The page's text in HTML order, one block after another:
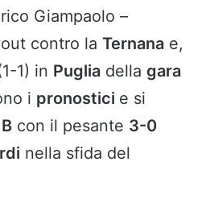
Giampaolo –
contro la Ternana e,
1) in Puglia della gara
i pronostici e si
B con il pesante 3-0
nella sfida del